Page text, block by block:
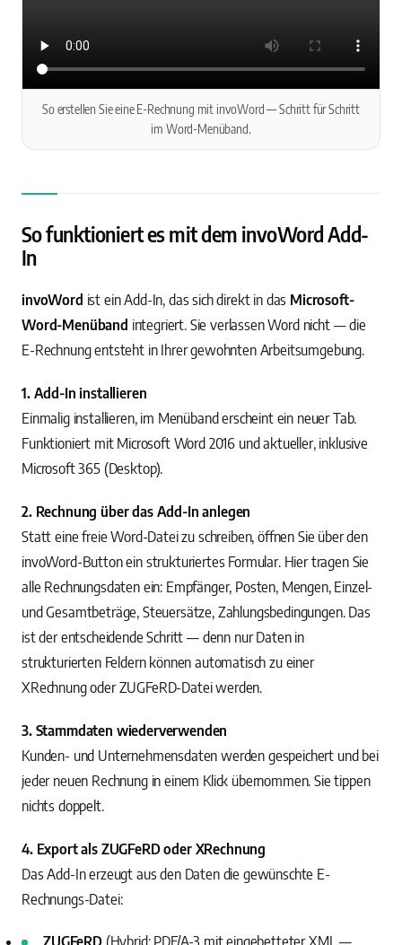
So erstellen Sie eine E-Rechnung mit invoWord — Schritt für Schritt
im Word-Menüband.
So funktioniert es mit dem invoWord Add-
In
invoWord ist ein Add-In, das sich direkt in das Microsoft-
Word-Menüband integriert. Sie verlassen Word nicht — die
E-Rechnung entsteht in Ihrer gewohnten Arbeitsumgebung.
1. Add-In installieren
Einmalig installieren, im Menüband erscheint ein neuer Tab.
Funktioniert mit Microsoft Word 2016 und aktueller, inklusive
Microsoft 365 (Desktop).
2. Rechnung über das Add-In anlegen
Statt eine freie Word-Datei zu schreiben, öffnen Sie über den
invoWord-Button ein strukturiertes Formular. Hier tragen Sie
alle Rechnungsdaten ein: Empfänger, Posten, Mengen, Einzel-
und Gesamtbeträge, Steuersätze, Zahlungsbedingungen. Das
ist der entscheidende Schritt — denn nur Daten in
strukturierten Feldern können automatisch zu einer
XRechnung oder ZUGFeRD-Datei werden.
3. Stammdaten wiederverwenden
Kunden- und Unternehmensdaten werden gespeichert und bei
jeder neuen Rechnung in einem Klick übernommen. Sie tippen
nichts doppelt.
4. Export als ZUGFeRD oder XRechnung
Das Add-In erzeugt aus den Daten die gewünschte E-
Rechnungs-Datei: